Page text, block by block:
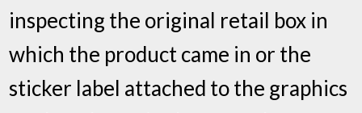
inspecting the original retail box in
which the product came in or the
sticker label attached to the graphics